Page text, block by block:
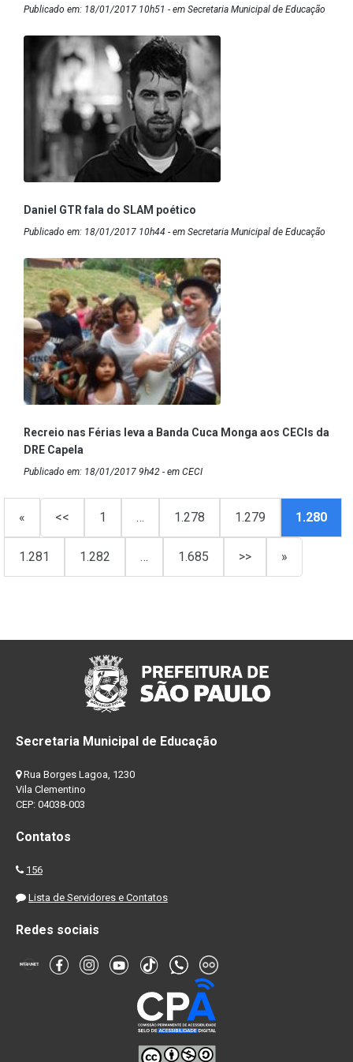
Publicado em: 18/01/2017 10h51 - em Secretaria Municipal de Educação
Daniel GTR fala do SLAM poético
Publicado em: 18/01/2017 10h44 - em Secretaria Municipal de Educação
Recreio nas Férias leva a Banda Cuca Monga aos CECIs da
DRE Capela
Publicado em: 18/01/2017 9h42 - em CECI
« << 1 … 1.278 1.279 1.280
1.281 1.282 … 1.685 >> »
Secretaria Municipal de Educação
Rua Borges Lagoa, 1230
Vila Clementino
CEP: 04038-003
Contatos
156
Lista de Servidores e Contatos
Redes sociais